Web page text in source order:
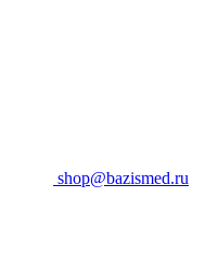
shop@bazismed.ru